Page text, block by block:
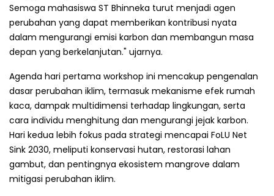
Semoga mahasiswa ST Bhinneka turut menjadi agen
perubahan yang dapat memberikan kontribusi nyata
dalam mengurangi emisi karbon dan membangun masa
depan yang berkelanjutan." ujarnya.
Agenda hari pertama workshop ini mencakup pengenalan
dasar perubahan iklim, termasuk mekanisme efek rumah
kaca, dampak multidimensi terhadap lingkungan, serta
cara individu menghitung dan mengurangi jejak karbon.
Hari kedua lebih fokus pada strategi mencapai FoLU Net
Sink 2030, meliputi konservasi hutan, restorasi lahan
gambut, dan pentingnya ekosistem mangrove dalam
mitigasi perubahan iklim.